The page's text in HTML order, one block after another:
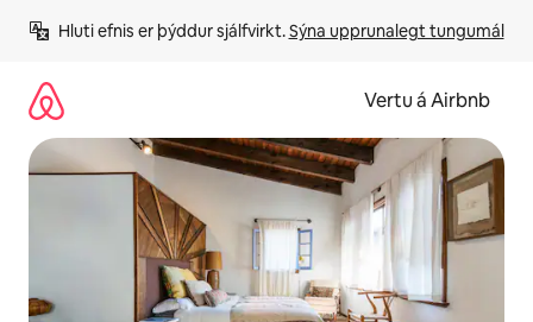
beint
Hluti efnis er þýddur sjálfvirkt. Sýna upprunalegt tungumál
Vertu á Airbnb